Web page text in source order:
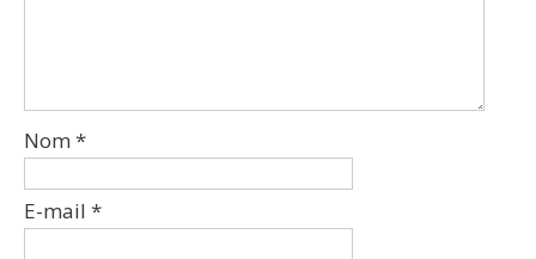
Nom *
E-mail *